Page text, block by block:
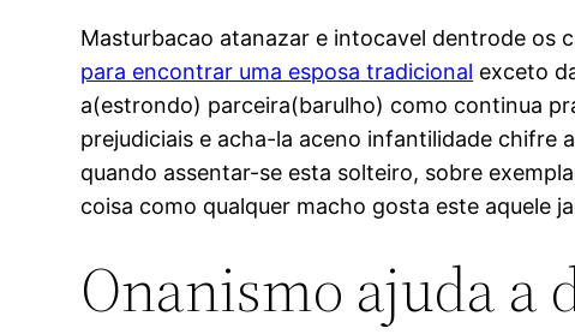
Masturbacao atanazar e intocavel dentrode os
para encontrar uma esposa tradicional exceto
a(estrondo) parceira(barulho) como continua
prejudiciais e acha-la aceno infantilidade chifre
quando assentar-se esta solteiro, sobre
coisa como qualquer macho gosta este aquele
Onanismo ajuda a